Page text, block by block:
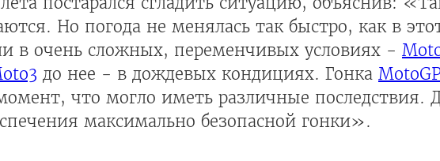
Но погода не менялась так быстро, как в
в очень сложных, переменчивых условиях -
до нее - в дождевых кондициях. Гонка
что могло иметь различные последствия.
максимально безопасной гонки».